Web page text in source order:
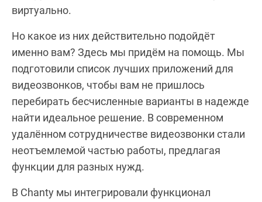
виртуально.
Но какое из них действительно подойдёт
именно вам? Здесь мы придём на помощь. Мы
подготовили список лучших приложений для
видеозвонков, чтобы вам не пришлось
перебирать бесчисленные варианты в надежде
найти идеальное решение. В современном
удалённом сотрудничестве видеозвонки стали
неотъемлемой частью работы, предлагая
функции для разных нужд.
В Chanty мы интегрировали функционал